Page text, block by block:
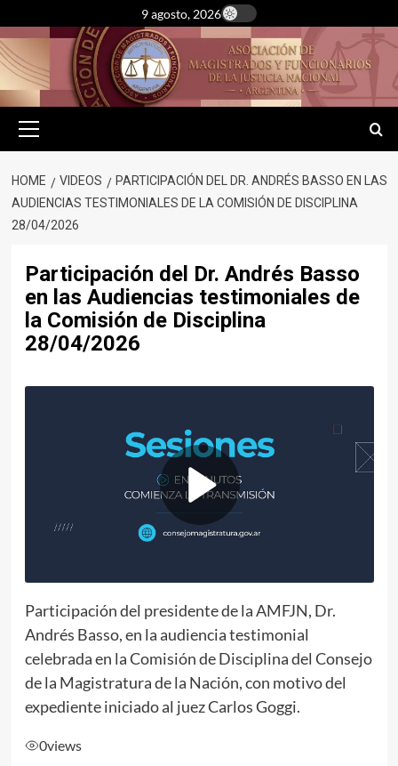
to
content
9 agosto, 2026
Menu
HOME VIDEOS
PARTICIPACIÓN DEL DR. ANDRÉS BASSO EN LAS
AUDIENCIAS TESTIMONIALES DE LA COMISIÓN DE DISCIPLINA
28/04/2026
Participación del Dr. Andrés Basso
en las Audiencias testimoniales de
la Comisión de Disciplina
28/04/2026
Participación del presidente de la AMFJN, Dr.
Andrés Basso, en la audiencia testimonial
celebrada en la Comisión de Disciplina del Consejo
de la Magistratura de la Nación, con motivo del
expediente iniciado al juez Carlos Goggi.
0views